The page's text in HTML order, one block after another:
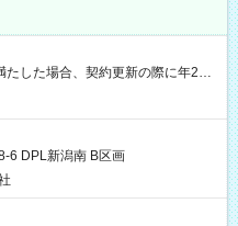
たした場合、契約更新の際に年2回
別途支給 ※深夜割増賃金 (22:00～
期間】試用期間
雇用形態、給与は本採用時と同じ
6 DPL新潟南 B区画